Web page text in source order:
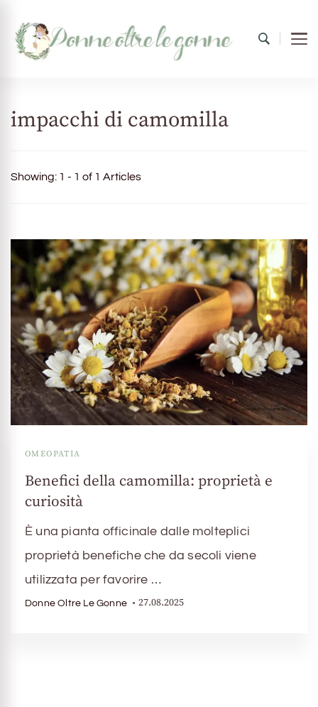
impacchi di camomilla
Showing: 1 - 1 of 1 Articles
OMEOPATIA
Benefici della camomilla: proprietà e
curiosità
È una pianta officinale dalle molteplici
proprietà benefiche che da secoli viene
utilizzata per favorire …
Donne Oltre Le Gonne 27.08.2025